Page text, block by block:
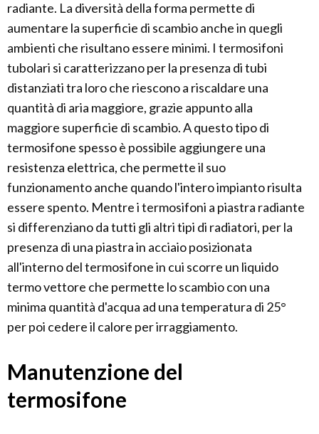
radiante. La diversità della forma permette di
aumentare la superficie di scambio anche in quegli
ambienti che risultano essere minimi. I termosifoni
tubolari si caratterizzano per la presenza di tubi
distanziati tra loro che riescono a riscaldare una
quantità di aria maggiore, grazie appunto alla
maggiore superficie di scambio. A questo tipo di
termosifone spesso è possibile aggiungere una
resistenza elettrica, che permette il suo
funzionamento anche quando l'intero impianto risulta
essere spento. Mentre i termosifoni a piastra radiante
si differenziano da tutti gli altri tipi di radiatori, per la
presenza di una piastra in acciaio posizionata
all'interno del termosifone in cui scorre un liquido
termo vettore che permette lo scambio con una
minima quantità d'acqua ad una temperatura di 25°
per poi cedere il calore per irraggiamento.
Manutenzione del
termosifone